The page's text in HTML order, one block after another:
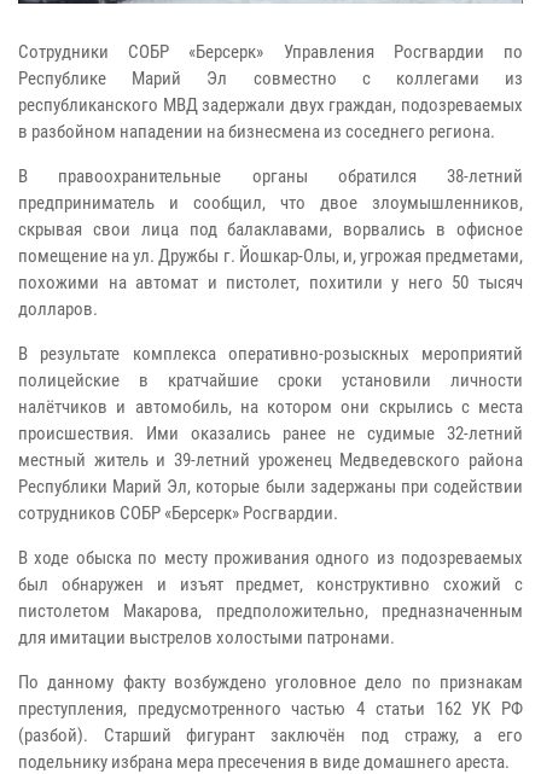
Сотрудники СОБР «Берсерк» Управления Росгвардии по
Республике Марий Эл совместно с коллегами из
республиканского МВД задержали двух граждан, подозреваемых
в разбойном нападении на бизнесмена из соседнего региона.
В правоохранительные органы обратился 38-летний
предприниматель и сообщил, что двое злоумышленников,
скрывая свои лица под балаклавами, ворвались в офисное
помещение на ул. Дружбы г. Йошкар-Олы, и, угрожая предметами,
похожими на автомат и пистолет, похитили у него 50 тысяч
долларов.
В результате комплекса оперативно-розыскных мероприятий
полицейские в кратчайшие сроки установили личности
налётчиков и автомобиль, на котором они скрылись с места
происшествия. Ими оказались ранее не судимые 32-летний
местный житель и 39-летний уроженец Медведевского района
Республики Марий Эл, которые были задержаны при содействии
сотрудников СОБР «Берсерк» Росгвардии.
В ходе обыска по месту проживания одного из подозреваемых
был обнаружен и изъят предмет, конструктивно схожий с
пистолетом Макарова, предположительно, предназначенным
для имитации выстрелов холостыми патронами.
По данному факту возбуждено уголовное дело по признакам
преступления, предусмотренного частью 4 статьи 162 УК РФ
(разбой). Старший фигурант заключён под стражу, а его
подельнику избрана мера пресечения в виде домашнего ареста.